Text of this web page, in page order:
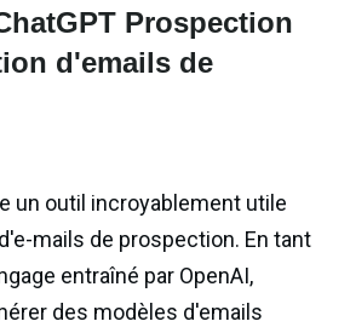
Prospection
d'emails de
un outil incroyablement utile
mails de prospection. En tant
entraîné par OpenAI,
des modèles d'emails